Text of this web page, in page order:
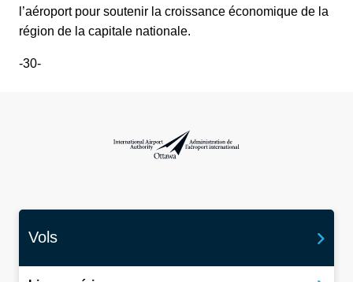
l’aéroport pour soutenir la croissance économique de la
région de la capitale nationale.
-30-
Administration de l’aéroport international
Vols